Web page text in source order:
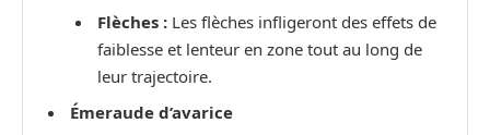
Flèches : Les flèches infligeront des effets de
faiblesse et lenteur en zone tout au long de
leur trajectoire.
Émeraude d’avarice